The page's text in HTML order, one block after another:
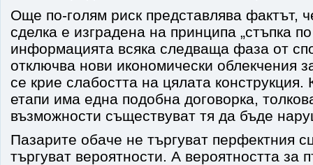
Още по-голям риск представлява фактът,
сделка е изградена на принципа „стъпка
информацията всяка следваща фаза от
отключва нови икономически облекчения
се крие слабостта на цялата конструкция.
етапи има една подобна договорка,
възможности съществуват тя да бъде
Пазарите обаче не търгуват перфектния
търгуват вероятности. А вероятността за